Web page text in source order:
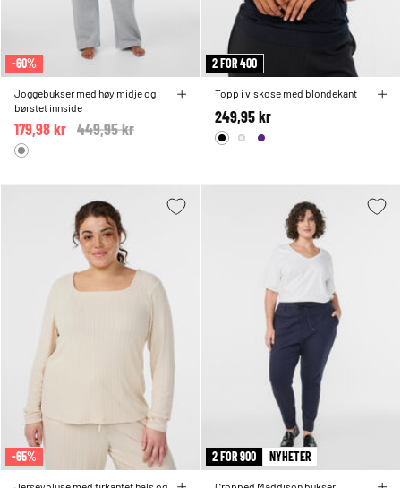
-60%
Joggebukser med høy midje og
børstet innside
Price reduced from
449,95 kr
179,98 kr
2 FOR 400
Topp i viskose med blondekant
249,95 kr
-65% 2 FOR 900 NYHETER